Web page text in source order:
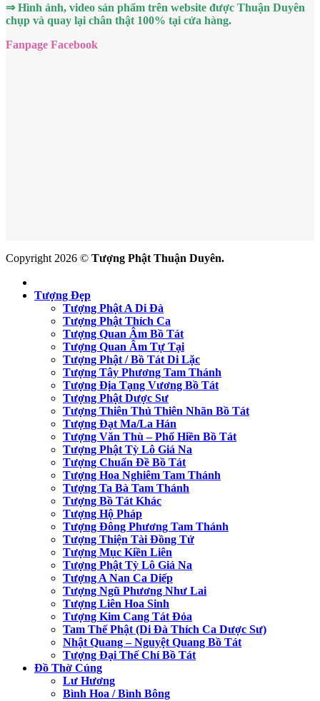
⇒ Hình ảnh, video sản phẩm trên website được Thuận Duyên
chụp và quay lại chân thật 100% tại cửa hàng.
Fanpage Facebook
Copyright 2026 © Tượng Phật Thuận Duyên.
Tượng Đẹp
Tượng Phật A Di Đà
Tượng Phật Thích Ca
Tượng Quan Âm Bồ Tát
Tượng Quan Âm Tự Tại
Tượng Phật / Bồ Tát Di Lặc
Tượng Tây Phương Tam Thánh
Tượng Địa Tạng Vương Bồ Tát
Tượng Phật Dược Sư
Tượng Thiên Thủ Thiên Nhãn Bồ Tát
Tượng Đạt Ma/La Hán
Tượng Văn Thù – Phổ Hiền Bồ Tát
Tượng Phật Tỳ Lô Giá Na
Tượng Chuẩn Đề Bồ Tát
Tượng Hoa Nghiêm Tam Thánh
Tượng Ta Bà Tam Thánh
Tượng Bồ Tát Khác
Tượng Hộ Pháp
Tượng Đông Phương Tam Thánh
Tượng Thiện Tài Đồng Tử
Tượng Mục Kiền Liên
Tượng Phật Tỳ Lô Giá Na
Tượng A Nan Ca Diếp
Tượng Ngũ Phương Như Lai
Tượng Liên Hoa Sinh
Tượng Kim Cang Tát Đỏa
Tam Thế Phật (Di Đà Thích Ca Dược Sư)
Nhật Quang – Nguyệt Quang Bồ Tát
Tượng Đại Thế Chí Bồ Tát
Đồ Thờ Cúng
Lư Hương
Bình Hoa / Bình Bông